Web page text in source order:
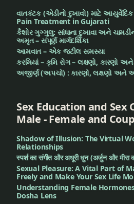
नक्षत्र
तिथियां
पुष्य
नक्षत्र
नासिक
पुष्य
नक्षत्र
समय
पुष्यनक्षत्र
फेयर
स्किन
વાતકંટક (એડીનો દુખાવો) માટે આયુર્વેદિક
Pain Treatment in Gujarati
કૈશોર ગુગ્ગુલુ: સાંધાના દુખાવા અને
અમૃત – સંપૂર્ણ માર્ગદર્શિકા
આમવાત – એક જટીલ સમસ્યા
કરમિયાં – કૃમિ રોગ – લક્ષણો, કારણો
અજીર્ણ (અપચો) : કારણો, લક્ષણો અને
Sex Education and Sex
Male - Female and
Shadow of Illusion: The Virtual
Relationships
स्पर्श का संगीत और अधूरी धुन (अर्जुन और मीरा
Sexual Pleasure: A Vital Part of
Freely and Make Your Sex Life
Understanding Female
Dosha Lens